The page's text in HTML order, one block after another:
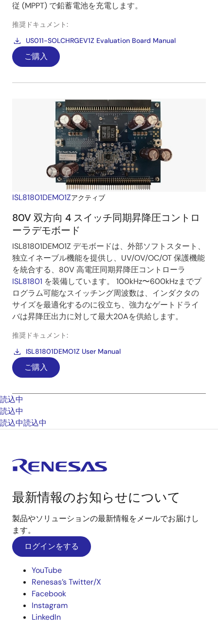
従 (MPPT) で鉛蓄電池を充電します。
推奨ドキュメント:
US011-SOLCHRGEV1Z Evaluation Board Manual
ご購入
ISL81801DEMO1Zアクティブ
80V 双方向 4 スイッチ同期昇降圧コントロ
ーラデモボード
ISL81801DEMO1Z デモボードは、外部ソフトスタート、
独立イネーブル機能を提供し、UV/OV/OC/OT 保護機能
を統合する、80V 高電圧同期昇降圧コントローラ
ISL81801 を装備しています。 100kHz〜600kHzまでプ
ログラム可能なスイッチング周波数は、インダクタの
サイズを最適化するのに役立ち、強力なゲートドライ
バは昇降圧出力に対して最大20Aを供給します。
推奨ドキュメント:
ISL81801DEMO1Z User Manual
ご購入
読込中
読込中
読込中読込中
最新情報のお知らせについて
製品やソリューションの最新情報をメールでお届けし
ます。
ログインをする
YouTube
Renesas’s Twitter/X
Facebook
Instagram
LinkedIn